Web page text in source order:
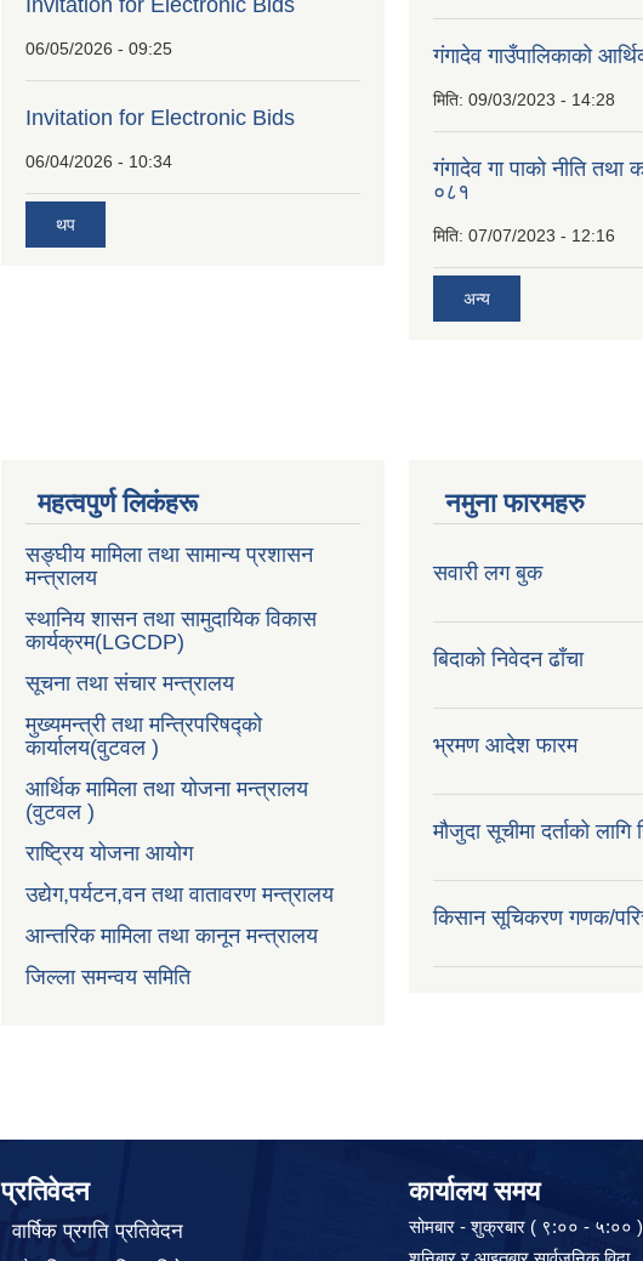
Invitation for Electronic Bids
06/05/2026 - 09:25
Invitation for Electronic Bids
06/04/2026 - 10:34
थप
गंगादेव गाउँपालिकाको
मिति: 09/03/2023 - 14:28
गंगादेव गा पाको नीति तथा
०८१
मिति: 07/07/2023 - 12:16
अन्य
महत्वपुर्ण लिकंहरू
सङ्घीय मामिला तथा सामान्य प्रशासन
मन्त्रालय
स्थानिय शासन तथा सामुदायिक विकास
कार्यक्रम(LGCDP)
सूचना तथा संचार मन्त्रालय
मुख्यमन्त्री तथा मन्त्रिपरिषद्को
कार्यालय(वुटवल )
आर्थिक मामिला तथा योजना मन्त्रालय
(वुटवल )
राष्ट्रिय योजना आयोग
उद्येग,पर्यटन,वन तथा वातावरण मन्त्रालय
आन्तरिक मामिला तथा कानून मन्त्रालय
जिल्ला समन्वय समिति
नमुना फारमहरु
सवारी लग बुक
बिदाको निवेदन ढाँचा
भ्रमण आदेश फारम
मौजुदा सूचीमा दर्ताको लागि
किसान सूचिकरण गणक/
प्रतिवेदन
वार्षिक प्रगति प्रतिवेदन
कार्यालय समय
सोमबार - शुक्रबार ( ९:०० - ५:००